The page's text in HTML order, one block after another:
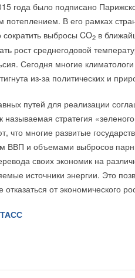
года было подписано
потеплением. В его рамках
выбросы CO2 в
рост среднегодовой
Сегодня многие
из-за политических и
путей для реализации
называемая стратегия
что многие развитые
ВВП и объемами выбросов
своих экономик на
источники энергии. Это
от экономического
ТАСС